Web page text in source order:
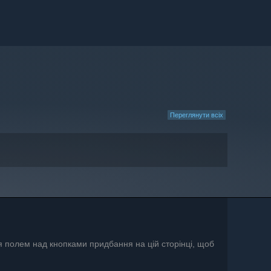
Переглянути всіх
над кнопками придбання на цій сторінці, щоб